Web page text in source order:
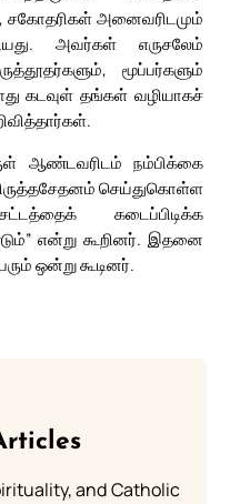
சகோதரிகள் அனைவரிடமும்
அவர்கள் எருசலேம்
மூப்பர்களும்
கடவுள் தங்கள் வழியாகச்
ஆண்டவரிடம் நம்பிக்கை
செய்துகொள்ள
கடைப்பிடிக்க
என்று கூறினர். இதனை
ஒன்று கூடினர்.
and Catholic